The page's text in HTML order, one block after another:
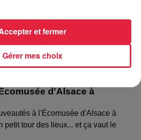
d'Alsace à
à l'Écomusée d'Alsace à
petit tour des lieux... et ça vaut le
Gérer mes choix
et fermer